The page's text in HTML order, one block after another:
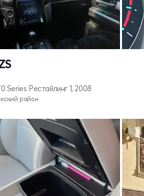
Series Рестайлинг 1, 2008
район